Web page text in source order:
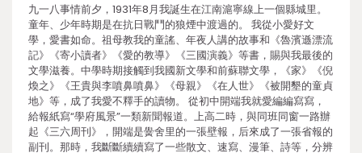
九一八事情前夕，1931年8月我誕生在江南滬寧線上一個縣城里。
童年、少年時期是在抗日戰鬥的狼煙中渡過的。 我從小愛好文
學，愛書如命。祖母教我的童謠、年夜人講的故事和《魯濱遜漂流
記》《寄小讀者》《愛的教導》《三國演義》等書，賜與我最後的
文學滋養。中學時期接觸到我國新文學和前蘇聯文學，《家》《倪
煥之》《王貴與李噴鼻噴鼻》《母親》《在人世》《被開墾的童貞
地》等，成了我愛不釋手的讀物。 從初中開端我就愛編編寫寫，
給報紙寫“學府風景”一類新聞報道。上高二時，與同班同窗一路辦
起《三六周刊》，開端是黌舍里的一張壁報，后來成了一張省報的
副刊。那時，我斷斷續續寫了一些散文、速寫、漫筆、詩等，分辨